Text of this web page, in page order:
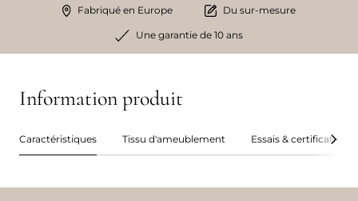
Fabriqué en Europe Du sur-mesure
Une garantie de 10 ans
Information produit
Caractéristiques Tissu d'ameublement Essais & certifications